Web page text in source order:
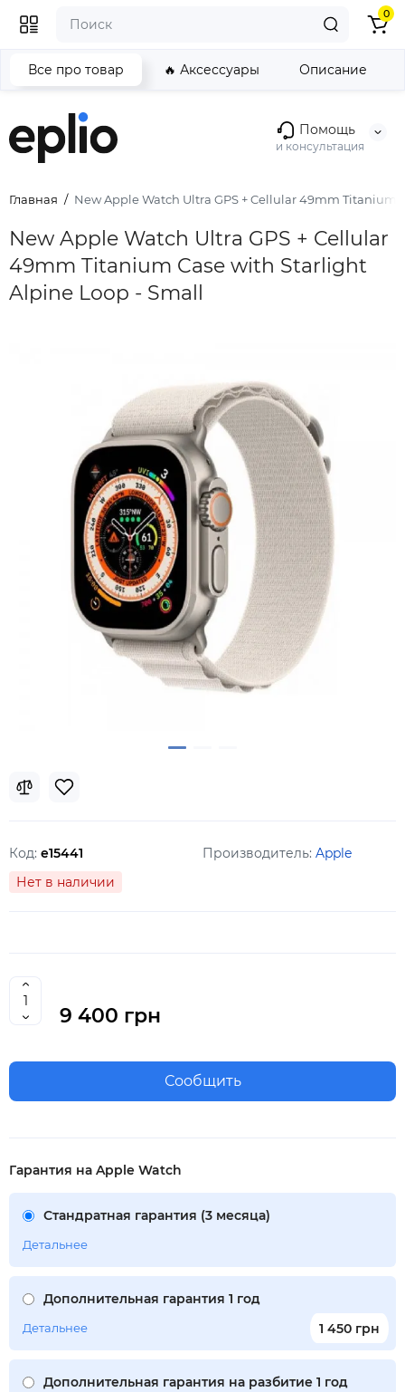
Помощь
и консультация
0
Главная New Apple Watch Ultra GPS + Cellular 49mm
New Apple Watch Ultra GPS + Cellular
49mm Titanium Case with Starlight
Alpine Loop - Small
Все про товар 🔥 Аксессуары Описание
Код: e15441 Производитель: Apple
Нет в наличии
9 400 грн
Сообщить
Гарантия на Apple Watch
Стандратная гарантия (3 месяца)
Детальнее
Дополнительная гарантия 1 год
1 450 грн
Детальнее
Дополнительная гарантия на разбитие 1 год